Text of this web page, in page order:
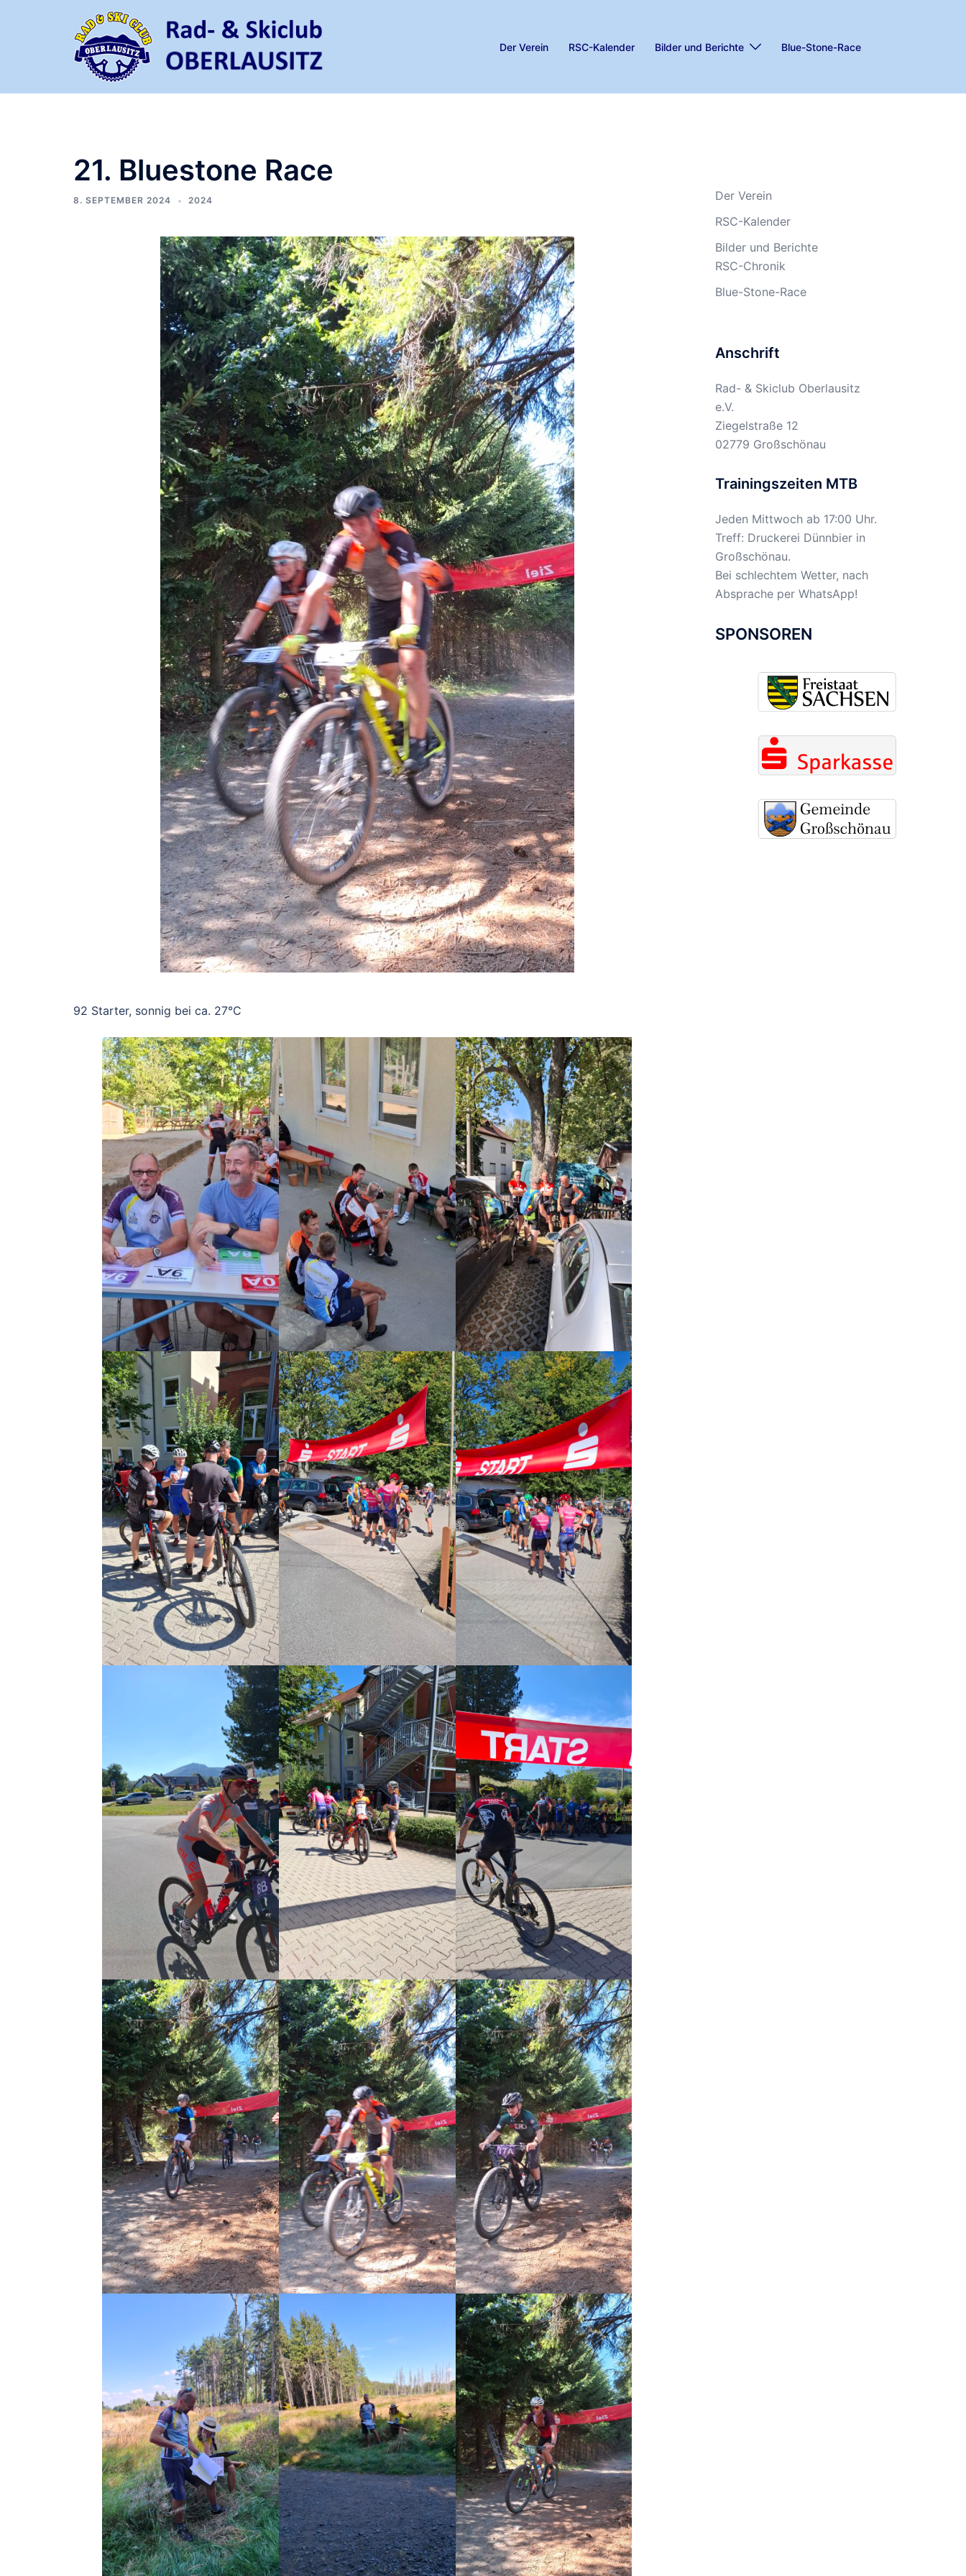
Der Verein RSC-Kalender Bilder und Berichte Blue-Stone-Race
21. Bluestone Race
8. SEPTEMBER 2024 2024
92 Starter, sonnig bei ca. 27°C
Der Verein
RSC-Kalender
Bilder und Berichte
RSC-Chronik
Blue-Stone-Race
Anschrift
Rad- & Skiclub Oberlausitz
e.V.
Ziegelstraße 12
02779 Großschönau
Trainingszeiten MTB
Jeden Mittwoch ab 17:00 Uhr.
Treff: Druckerei Dünnbier in
Großschönau.
Bei schlechtem Wetter, nach
Absprache per WhatsApp!
SPONSOREN